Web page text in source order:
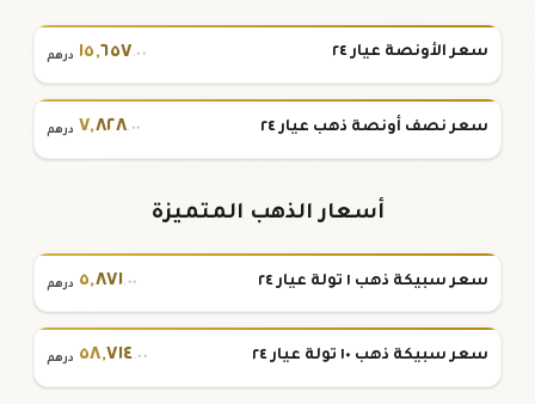
سعر الأونصة عيار ٢٤ ١٥,٦٥٧.٠٠ درهم
سعر نصف أونصة ذهب عيار ٢٤ ٧,٨٢٨.٠٠ درهم
أسعار الذهب المتميزة
سعر سبيكة ذهب ١ تولة عيار ٢٤ ٥,٨٧١.٠٠ درهم
سعر سبيكة ذهب ١٠ تولة عيار ٢٤ ٥٨,٧١٤.٠٠ درهم